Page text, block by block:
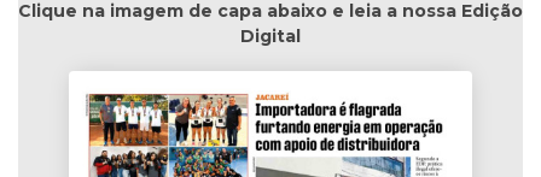
Clique na imagem de capa abaixo e leia a nossa Edição
Digital